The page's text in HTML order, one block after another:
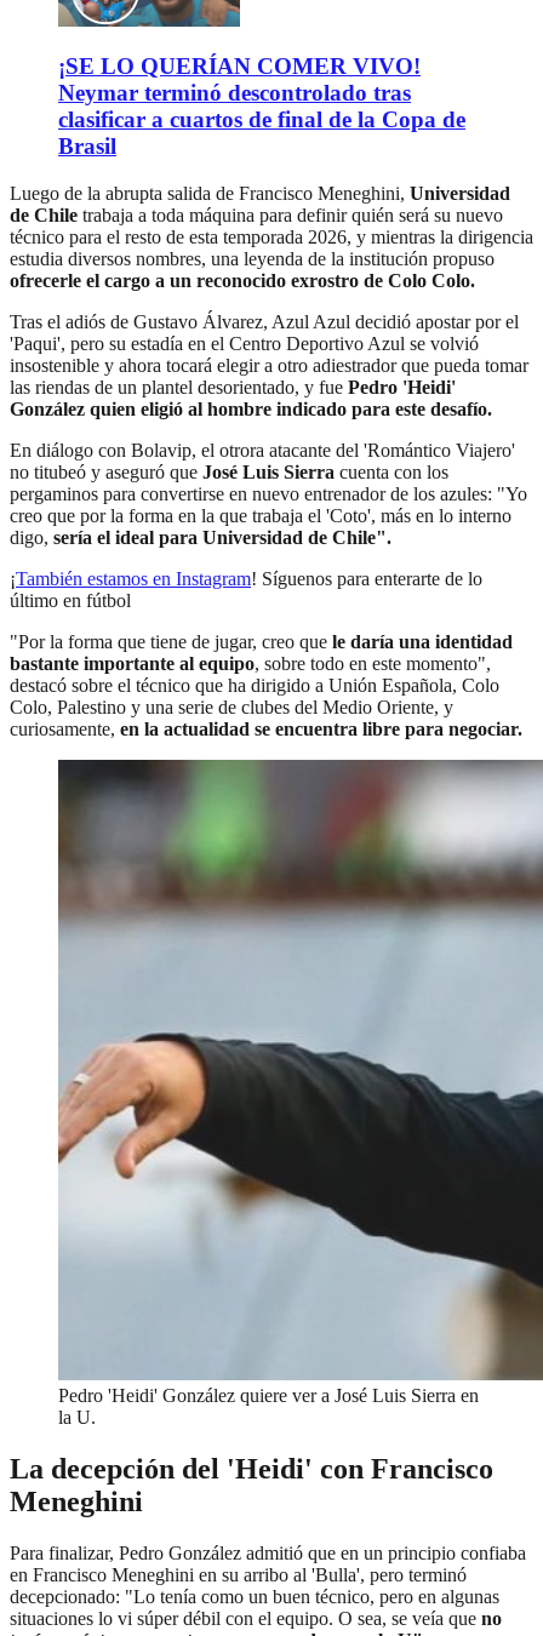
¡SE LO QUERÍAN COMER VIVO!
Neymar terminó descontrolado tras
clasificar a cuartos de final de la Copa de
Brasil
Luego de la abrupta salida de Francisco Meneghini, Universidad
de Chile trabaja a toda máquina para definir quién será su nuevo
técnico para el resto de esta temporada 2026, y mientras la dirigencia
estudia diversos nombres, una leyenda de la institución propuso
ofrecerle el cargo a un reconocido exrostro de Colo Colo.
Tras el adiós de Gustavo Álvarez, Azul Azul decidió apostar por el
'Paqui', pero su estadía en el Centro Deportivo Azul se volvió
insostenible y ahora tocará elegir a otro adiestrador que pueda tomar
las riendas de un plantel desorientado, y fue Pedro 'Heidi'
González quien eligió al hombre indicado para este desafío.
En diálogo con Bolavip, el otrora atacante del 'Romántico Viajero'
no titubeó y aseguró que José Luis Sierra cuenta con los
pergaminos para convertirse en nuevo entrenador de los azules: "Yo
creo que por la forma en la que trabaja el 'Coto', más en lo interno
digo, sería el ideal para Universidad de Chile".
¡También estamos en Instagram! Síguenos para enterarte de lo
último en fútbol
"Por la forma que tiene de jugar, creo que le daría una identidad
bastante importante al equipo, sobre todo en este momento",
destacó sobre el técnico que ha dirigido a Unión Española, Colo
Colo, Palestino y una serie de clubes del Medio Oriente, y
curiosamente, en la actualidad se encuentra libre para negociar.
Pedro 'Heidi' González quiere ver a José Luis Sierra en
la U.
La decepción del 'Heidi' con Francisco
Meneghini
Para finalizar, Pedro González admitió que en un principio confiaba
en Francisco Meneghini en su arribo al 'Bulla', pero terminó
decepcionado: "Lo tenía como un buen técnico, pero en algunas
situaciones lo vi súper débil con el equipo. O sea, se veía que no